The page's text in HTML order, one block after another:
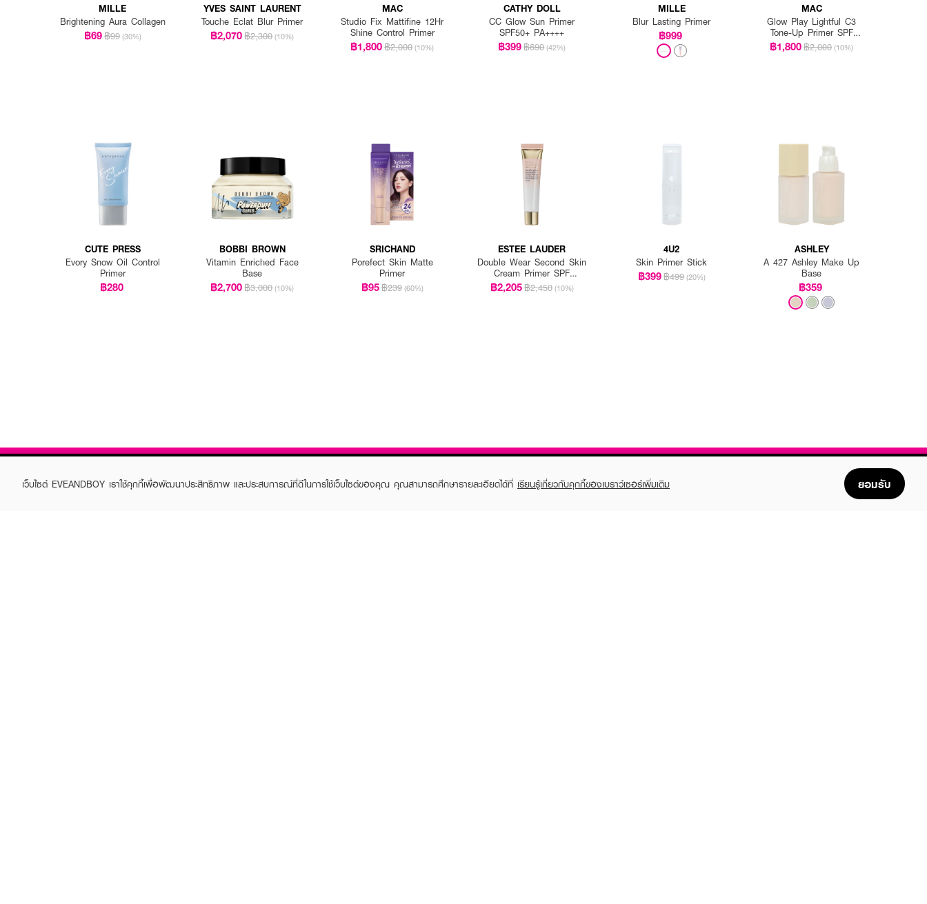
MILLE
Brightening Aura Collagen
฿69฿99 (30%)
YVES SAINT LAURENT
Touche Eclat Blur Primer
฿2,070฿2,300 (10%)
MAC
Studio Fix Mattifine 12Hr
Shine Control Primer
฿1,800฿2,000 (10%)
CATHY DOLL
CC Glow Sun Primer
SPF50+ PA++++
฿399฿690 (42%)
MILLE
Blur Lasting Primer
฿999
MAC
Glow Play Lightful C3
Tone-Up Primer SPF
50+/PA+++
฿1,800฿2,000 (10%)
CUTE PRESS
Evory Snow Oil Control
Primer
฿280
BOBBI BROWN
Vitamin Enriched Face
Base
฿2,700฿3,000 (10%)
SRICHAND
Porefect Skin Matte
Primer
฿95฿239 (60%)
ESTEE LAUDER
Double Wear Second Skin
Cream Primer SPF
20/PA++
฿2,205฿2,450 (10%)
4U2
Skin Primer Stick
฿399฿499 (20%)
ASHLEY
A 427 Ashley Make Up
Base
฿359
เว็บไซต์ EVEANDBOY เราใช้คุกกี้เพื่อพัฒนาประสิทธิภาพ และประสบการณ์ที่ดีในการใช้เว็บไซต์ของคุณ คุณสามารถศึกษารายละเอียดได้ที่ เรียนรู้เกี่ยวกับคุกกี้ของเบราว์เซอร์เพิ่มเติม ยอมรับ